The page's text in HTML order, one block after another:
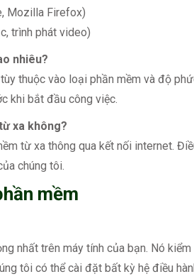
Mozilla Firefox)
trình phát video)
nhiêu?
thuộc vào loại phần mềm và độ
khi bắt đầu công việc.
xa không?
từ xa thông qua kết nối internet.
chúng tôi.
mềm
nhất trên máy tính của bạn. Nó
tôi có thể cài đặt bất kỳ hệ điều